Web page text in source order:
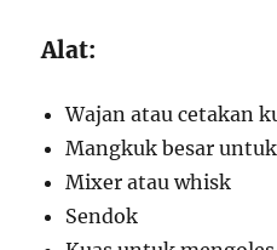
Alat:
Wajan atau cetakan
Mangkuk besar
Mixer atau whisk
Sendok